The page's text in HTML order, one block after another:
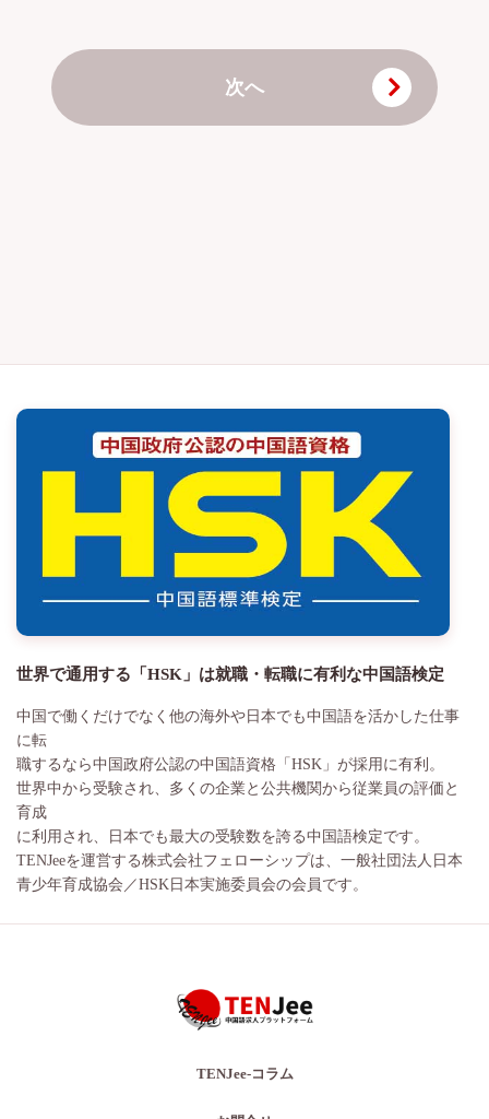
次へ
世界で通用する「HSK」は就職・転職に有利な中国語検定
中国で働くだけでなく他の海外や日本でも中国語を活かした仕事
に転
職するなら中国政府公認の中国語資格「HSK」が採用に有利。
世界中から受験され、多くの企業と公共機関から従業員の評価と
育成
に利用され、日本でも最大の受験数を誇る中国語検定です。
TENJeeを運営する株式会社フェローシップは、一般社団法人日本
青少年育成協会／HSK日本実施委員会の会員です。
TENJee-コラム